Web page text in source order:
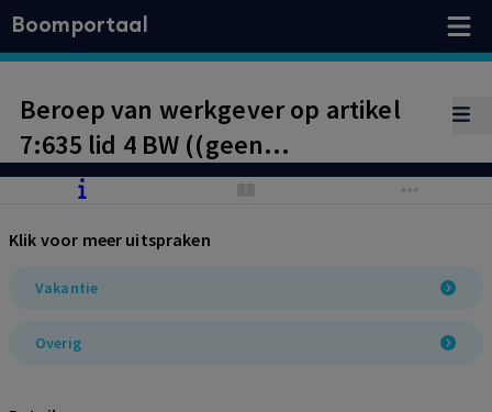
Boomportaal
Beroep van werkgever op artikel
7:635 lid 4 BW ((geen
vakantieopbouw bij ziekte)) in strijd
werkgeverschap
Klik voor meer uitspraken
Vakantie
Overig